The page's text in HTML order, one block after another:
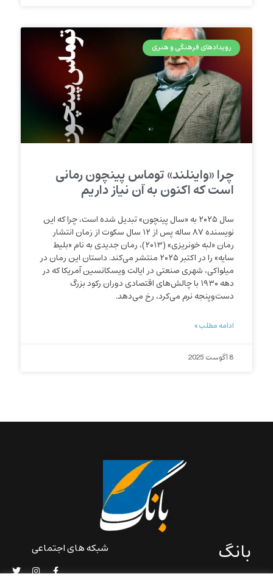
رویدادهای فرهنگی و هنری
چرا «واینلند» توماس پینچون رمانی
است که اکنون به آن نیاز داریم
سال ۲۰۲۵ به «سال پینچون» تبدیل شده است، چرا که این
نویسنده ۸۷ ساله پس از ۱۲ سال سکوت از زمان انتشار
رمان «لبه خونریزی» (۲۰۱۳)، رمان جدیدی به نام «بلیط
سایه» را در اکتبر ۲۰۲۵ منتشر می‌کند. داستان این رمان در
میلواکی، شهری صنعتی در ایالت ویسکانسین آمریکا که در
دهه ۱۹۳۰ با چالش‌های اقتصادی دوران رکود بزرگ
دست‌وپنجه نرم می‌کرد، رخ می‌دهد.
ادامه مطلب »
8 آگوست 2025
بانگ شبکه های اجتماعی